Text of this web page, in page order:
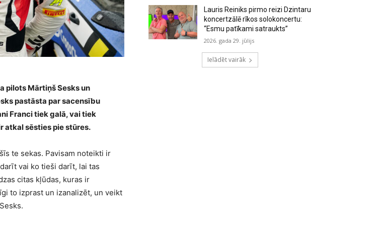
pilots Mārtiņš Sesks un
pastāsta par sacensību
Franci tiek galā, vai tiek
atkal sēsties pie stūres.
te sekas. Pavisam noteikti ir
vai ko tieši darīt, lai tas
citas kļūdas, kuras ir
to izprast un izanalizēt, un veikt
Lauris Reiniks pirmo reizi Dzintaru
koncertzālē rīkos solokoncertu:
“Esmu patīkami satraukts”
2026. gada 29. jūlijs
Ielādēt vairāk